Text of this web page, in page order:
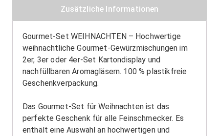
Zusätzliche Informationen
Gourmet-Set WEIHNACHTEN – Hochwertige
weihnachtliche Gourmet-Gewürzmischungen im
2er, 3er oder 4er-Set Kartondisplay und
nachfüllbaren Aromagläsern. 100 % plastikfreie
Geschenkverpackung.
Das Gourmet-Set für Weihnachten ist das
perfekte Geschenk für alle Feinschmecker. Es
enthält eine Auswahl an hochwertigen und